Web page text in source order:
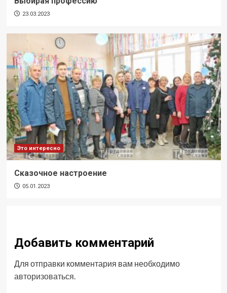
23.03.2023
Это интересно
Сказочное настроение
05.01.2023
Добавить комментарий
Для отправки комментария вам необходимо
авторизоваться.